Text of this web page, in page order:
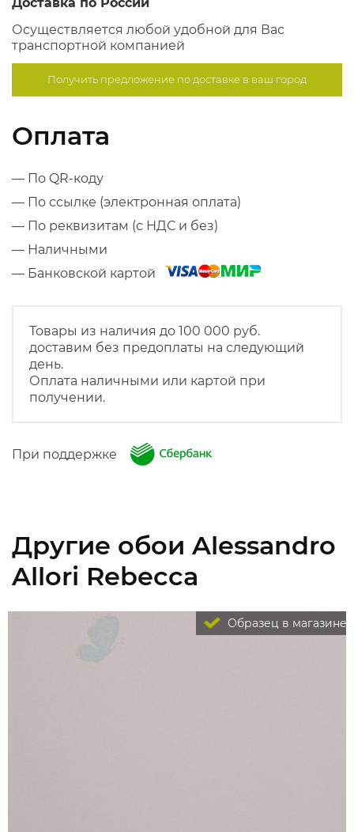
Осуществляется любой удобной для Вас
транспортной компанией
Получить предложение подоставке в ваш город
Оплата
— По QR-коду
— По ссылке (электронная оплата)
— По реквизитам (с НДС и без)
— Наличными
— Банковской картой
Товары из наличия до 100 000 руб.
доставим без предоплаты на следующий
день.
Оплата наличными или картой при
получении.
При поддержке
Другие обои Alessandro
Allori Rebecca
Образец в магазине